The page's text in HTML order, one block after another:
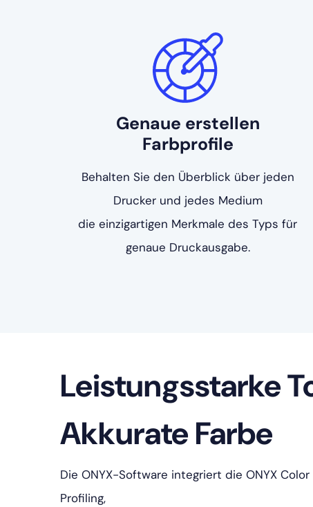
Genaue erstellen
Farbprofile
Behalten Sie den Überblick über jeden
Drucker und jedes Medium
die einzigartigen Merkmale des Typs für
genaue Druckausgabe.
Leistungsstarke
Akkurate Farbe
Die ONYX-Software integriert die ONYX Color
Profiling,